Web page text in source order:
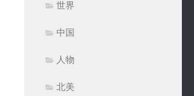
世界
中国
人物
北美